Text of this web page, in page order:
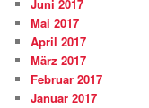
Juni 2017
Mai 2017
April 2017
März 2017
Februar 2017
Januar 2017